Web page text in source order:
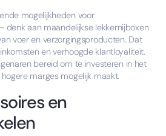
mogelijkheden voor
denk aan maandelijkse lekkernijboxen
voer en verzorgingsproducten. Dat
en verhoogde klantloyaliteit.
bereid om te investeren in het
marges mogelijk maakt.
en